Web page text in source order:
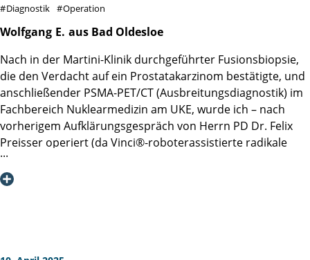
Diagnostik Operation
Wolfgang E. aus Bad Oldesloe
Nach in der Martini-Klinik durchgeführter Fusionsbiopsie,
die den Verdacht auf ein Prostatakarzinom bestätigte, und
anschließender PSMA-PET/CT (Ausbreitungsdiagnostik) im
Fachbereich Nuklearmedizin am UKE, wurde ich ­– nach
vorherigem Aufklärungsgespräch von Herrn PD Dr. Felix
Preisser operiert (da Vinci®-roboterassistierte radikale
Prostatektomie). Über den problemlosen Verlauf der
Operation mit beidseitiger Nerverhaltung (nach